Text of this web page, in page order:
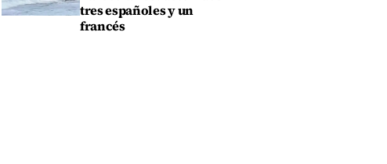
tres españoles y un
francés